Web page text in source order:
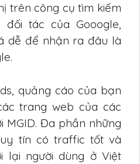
trên công cụ tìm kiếm
tác của Gooogle,
dễ để nhận ra đâu là
quảng cáo của bạn
trang web của các
MGID. Đa phần những
tín có traffic tốt và
lại người dùng ở Việt